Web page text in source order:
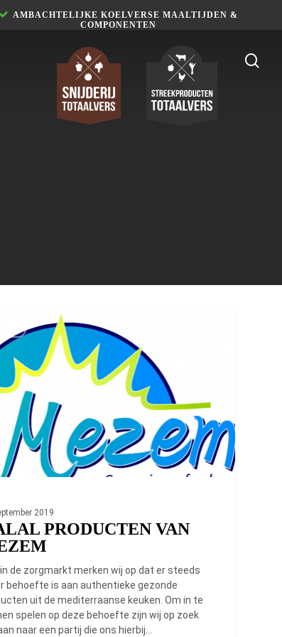
AMBACHTELIJKE KOELVERSE MAALTIJDEN &
COMPONENTEN
2019
PRODUCTEN VAN
de zorgmarkt merken wij op dat er steeds
behoefte is aan authentieke gezonde
uit de mediterraanse keuken. Om in te
spelen op deze behoefte zijn wij op zoek
naar een partij die ons hierbij…